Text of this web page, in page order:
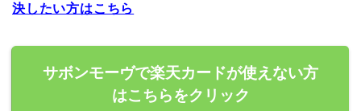
決したい方はこちら
サボンモーヴで楽天カードが使えない方
はこちらをクリック